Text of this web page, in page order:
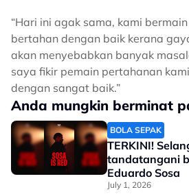
“Hari ini agak sama, kami
bertahan dengan baik kerana
akan menyebabkan banyak
saya fikir pemain pertahanan
dengan sangat baik.”
Anda mungkin berminat
BOLA SEPAK
TERKINI!
tandatangani
Eduardo Sosa
July 1, 2026